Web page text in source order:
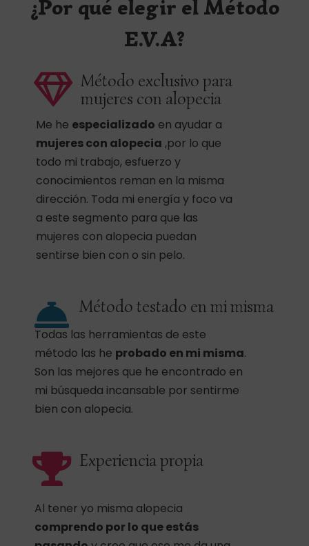
Alcanza tus metas
¿Por qué elegir el Método
E.V.A?
Método exclusivo para
mujeres con alopecia
Me he especializado en ayudar a
mujeres con alopecia ,por lo que
todo mi trabajo, esfuerzo y
conocimientos reman en la misma
dirección. Toda mi energía y foco va
a este segmento para que las
mujeres con alopecia puedan
sentirse bien con o sin pelo.
Método testado en mi misma
Todas las herramientas de este
método las he probado en mi misma.
Son las mejores que he encontrado en
mi búsqueda incansable por sentirme
bien con alopecia.
Experiencia propia
Al tener yo misma alopecia
comprendo por lo que estás